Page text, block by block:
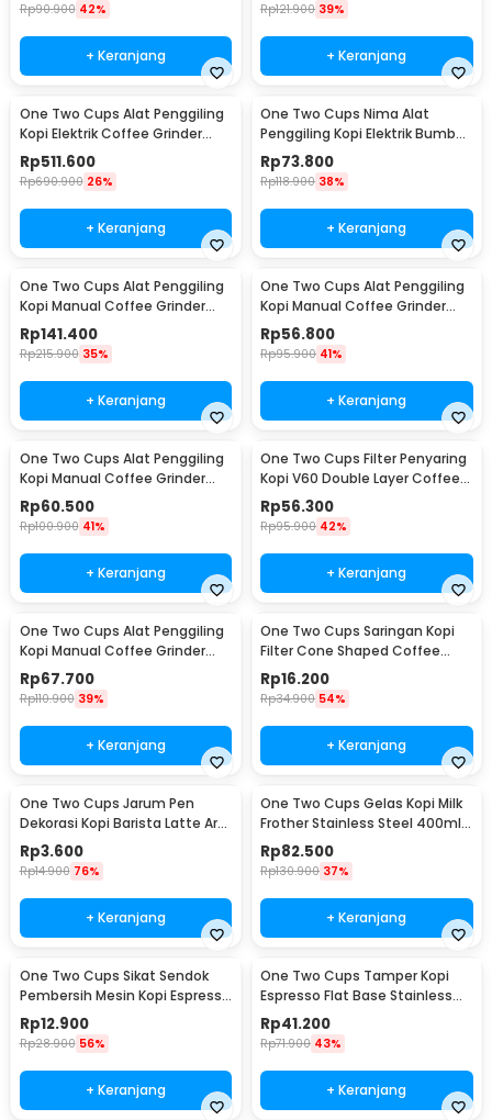
Rp90.900 42%
+ Keranjang
Rp121.900 39%
+ Keranjang
One Two Cups Alat Penggiling
Kopi Elektrik Coffee Grinder
Adjustable - 600N
Rp511.600
Rp690.900 26%
+ Keranjang
One Two Cups Nima Alat
Penggiling Kopi Elektrik Bumbu
Coffee Grinder - NM-8300
Rp73.800
Rp118.900 38%
+ Keranjang
One Two Cups Alat Penggiling
Kopi Manual Coffee Grinder
Wood 30g - CW85532
Rp141.400
Rp215.900 35%
+ Keranjang
One Two Cups Alat Penggiling
Kopi Manual Coffee Grinder
160ml - CF012
Rp56.800
Rp95.900 41%
+ Keranjang
One Two Cups Alat Penggiling
Kopi Manual Coffee Grinder
Adjustable - RHNHA0176
Rp60.500
Rp100.900 41%
+ Keranjang
One Two Cups Filter Penyaring
Kopi V60 Double Layer Coffee
Filter - FS-40S
Rp56.300
Rp95.900 42%
+ Keranjang
One Two Cups Alat Penggiling
Kopi Manual Coffee Grinder
Adjustable - CF4146
Rp67.700
Rp110.900 39%
+ Keranjang
One Two Cups Saringan Kopi
Filter Cone Shaped Coffee
Dripper 1 PCS - K741
Rp16.200
Rp34.900 54%
+ Keranjang
One Two Cups Jarum Pen
Dekorasi Kopi Barista Latte Art
Needle 13cm - F3F27
Rp3.600
Rp14.900 76%
+ Keranjang
One Two Cups Gelas Kopi Milk
Frother Stainless Steel 400ml -
WZ0011
Rp82.500
Rp130.900 37%
+ Keranjang
One Two Cups Sikat Sendok
Pembersih Mesin Kopi Espresso
2in1 - 8809
Rp12.900
Rp28.900 56%
+ Keranjang
One Two Cups Tamper Kopi
Espresso Flat Base Stainless
Steel 51mm - SS51
Rp41.200
Rp71.900 43%
+ Keranjang